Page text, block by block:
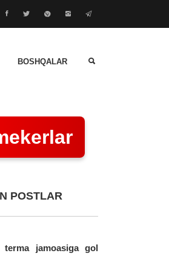
BOSHQALAR
POSTLAR
jamoasiga gol